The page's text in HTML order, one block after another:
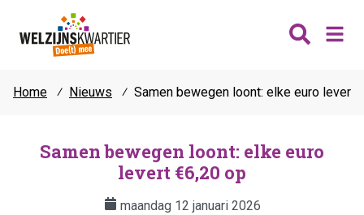
Noordwijk
Contact
Home ⁄ Nieuws ⁄ Samen bewegen loont: elke euro levert
Samen bewegen loont: elke euro
levert €6,20 op
maandag 12 januari 2026